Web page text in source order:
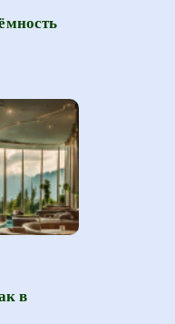
в